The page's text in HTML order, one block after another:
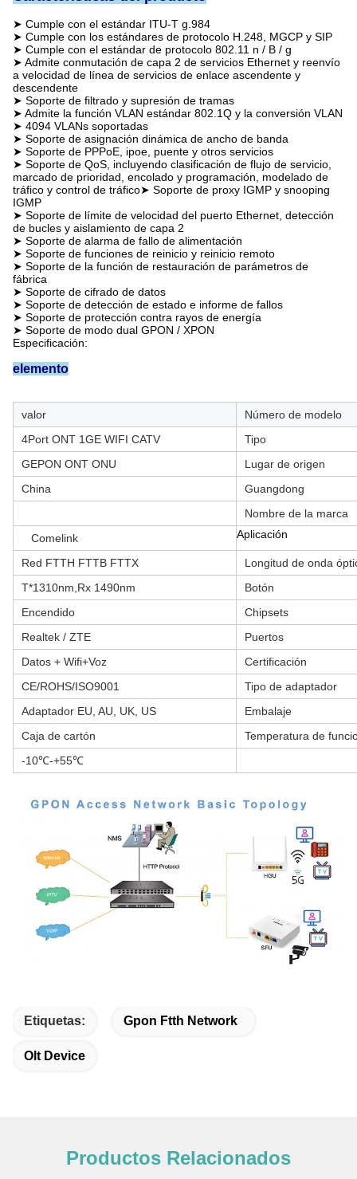
➤ Cumple con el estándar ITU-T g.984
➤ Cumple con los estándares de protocolo H.248, MGCP y SIP
➤ Cumple con el estándar de protocolo 802.11 n / B / g
➤ Admite conmutación de capa 2 de servicios Ethernet y reenvío
a velocidad de línea de servicios de enlace ascendente y
descendente
➤ Soporte de filtrado y supresión de tramas
➤ Admite la función VLAN estándar 802.1Q y la conversión VLAN
➤ 4094 VLANs soportadas
➤ Soporte de asignación dinámica de ancho de banda
➤ Soporte de PPPoE, ipoe, puente y otros servicios
➤ Soporte de QoS, incluyendo clasificación de flujo de servicio,
marcado de prioridad, encolado y programación, modelado de
tráfico y control de tráfico➤ Soporte de proxy IGMP y snooping
IGMP
➤ Soporte de límite de velocidad del puerto Ethernet, detección
de bucles y aislamiento de capa 2
➤ Soporte de alarma de fallo de alimentación
➤ Soporte de funciones de reinicio y reinicio remoto
➤ Soporte de la función de restauración de parámetros de
fábrica
➤ Soporte de cifrado de datos
➤ Soporte de detección de estado e informe de fallos
➤ Soporte de protección contra rayos de energía
➤ Soporte de modo dual GPON / XPON
Especificación:
elemento
valor
Número de modelo
4Port ONT 1GE WIFI CATV
Tipo
GEPON ONT ONU
Lugar de origen
China
Guangdong
Nombre de la marca
Comelink
Aplicación
Red FTTH FTTB FTTX
Longitud de onda
T*1310nm,Rx 1490nm
Botón
Encendido
Chipsets
Realtek / ZTE
Puertos
Datos + Wifi+Voz
Certificación
CE/ROHS/ISO9001
Tipo de adaptador
Adaptador EU, AU, UK, US
Embalaje
Caja de cartón
Temperatura de
-10℃-+55℃
Etiquetas: Gpon Ftth Network
Olt Device
Productos Relacionados